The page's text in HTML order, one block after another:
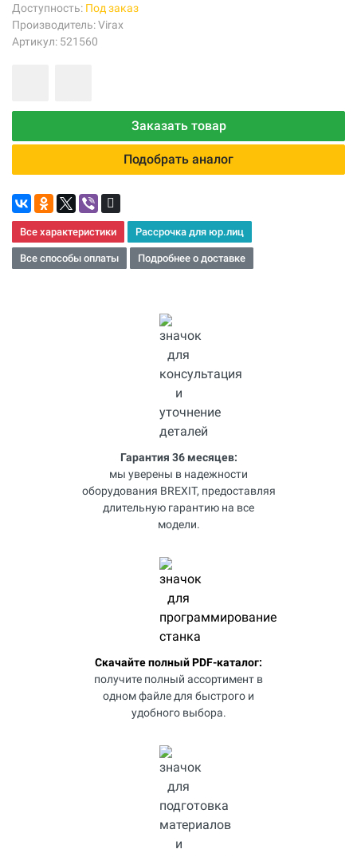
Доступность: Под заказ
Производитель:Virax
Артикул: 521560
Заказать товар
Подобрать аналог
Все характеристики Рассрочка для юр.лиц
Все способы оплаты Подробнее о доставке
Гарантия 36 месяцев:
мы уверены в надежности
оборудования BREXIT, предоставляя
длительную гарантию на все
модели.
Скачайте полный PDF-каталог:
получите полный ассортимент в
одном файле для быстрого и
удобного выбора.